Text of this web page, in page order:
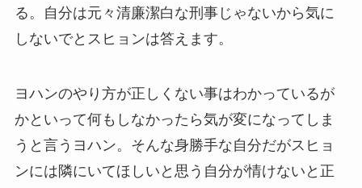
る。自分は元々清廉潔白な刑事じゃないから気に
しないでとスヒョンは答えます。
ヨハンのやり方が正しくない事はわかっているが
かといって何もしなかったら気が変になってしま
うと言うヨハン。そんな身勝手な自分だがスヒョ
ンには隣にいてほしいと思う自分が情けないと正